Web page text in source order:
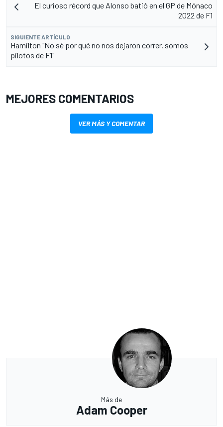
El curioso récord que Alonso batió en el GP de Mónaco
2022 de F1
SIGUIENTE ARTÍCULO
Hamilton "No sé por qué no nos dejaron correr, somos
pilotos de F1"
MEJORES COMENTARIOS
VER MÁS Y COMENTAR
Más de
Adam Cooper